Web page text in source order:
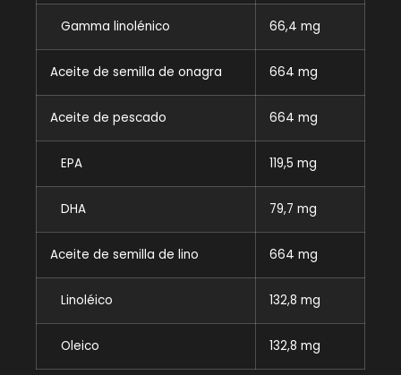
Gamma linolénico 66,4 mg
Aceite de semilla de onagra 664 mg
Aceite de pescado 664 mg
EPA 119,5 mg
DHA 79,7 mg
Aceite de semilla de lino 664 mg
Linoléico 132,8 mg
Oleico 132,8 mg